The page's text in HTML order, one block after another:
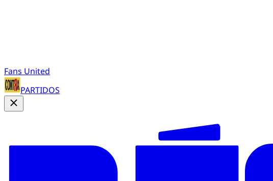
Fans United
PARTIDOS